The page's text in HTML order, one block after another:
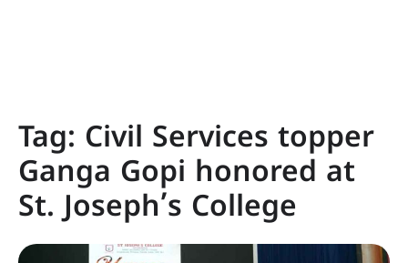
Tag: Civil Services topper
Ganga Gopi honored at
St. Joseph’s College